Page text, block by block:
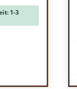
1-3